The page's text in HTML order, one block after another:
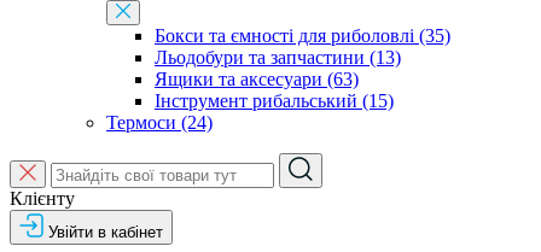
Бокси та ємності для риболовлі (35)
Льодобури та запчастини (13)
Ящики та аксесуари (63)
Інструмент рибальський (15)
Термоси (24)
Клієнту
Увійти в кабінет